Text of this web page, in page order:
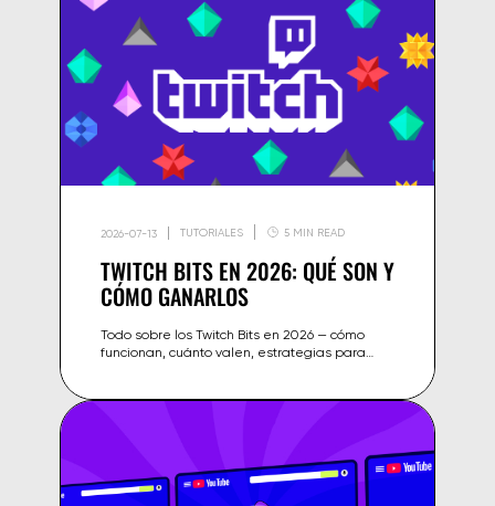
2026-07-13 TUTORIALES 5 MIN READ
TWITCH BITS EN 2026: QUÉ SON Y
CÓMO GANARLOS
Todo sobre los Twitch Bits en 2026 — cómo
funcionan, cuánto valen, estrategias para